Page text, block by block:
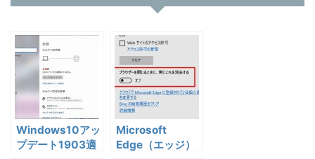
Windows10アッ
プデート1903適
Microsoft
Edge（エッジ）